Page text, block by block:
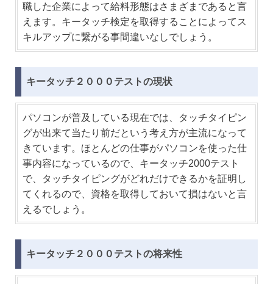
職した企業によって給料形態はさまざまであると言
えます。キータッチ検定を取得することによってス
キルアップに繋がる事間違いなしでしょう。
キータッチ２０００テストの現状
パソコンが普及している現在では、タッチタイピン
グが出来て当たり前だという考え方が主流になって
きています。ほとんどの仕事がパソコンを使った仕
事内容になっているので、キータッチ2000テスト
で、タッチタイピングがどれだけできるかを証明し
てくれるので、資格を取得しておいて損はないと言
えるでしょう。
キータッチ２０００テストの将来性